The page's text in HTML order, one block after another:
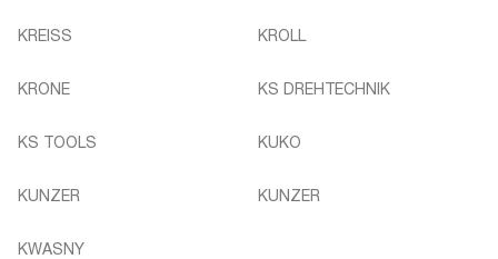
KREISS KROLL
KRONE KS DREHTECHNIK
KS TOOLS KUKO
KUNZER KUNZER
KWASNY